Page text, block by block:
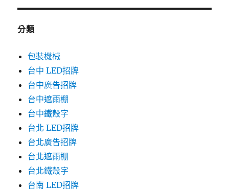
分類
包裝機械
台中 LED招牌
台中廣告招牌
台中遮雨棚
台中鐵殼字
台北 LED招牌
台北廣告招牌
台北遮雨棚
台北鐵殼字
台南 LED招牌